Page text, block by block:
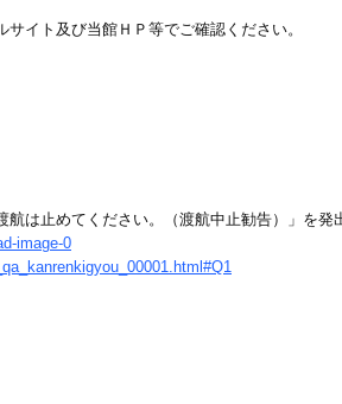
イト及び当館ＨＰ等でご確認ください。
は止めてください。（渡航中止勧告）」を発
image-0